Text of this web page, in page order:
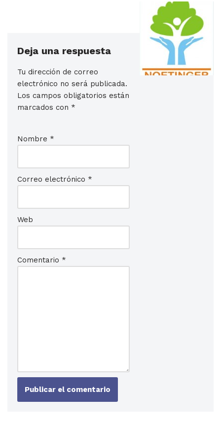
Deja una respuesta
Tu dirección de correo
electrónico no será publicada.
Los campos obligatorios están
marcados con *
Nombre *
Correo electrónico *
Web
Comentario *